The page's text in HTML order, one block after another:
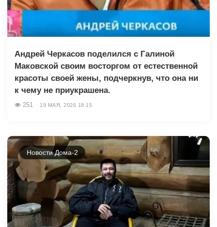
Андрей Черкасов поделился с Галиной
Маковской своим восторгом от естественной
красоты своей жены, подчеркнув, что она ни
к чему не приукрашена.
251 19 МАЯ, 2026 18:15
Новости Дома-2